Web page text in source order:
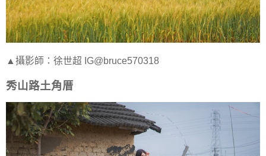
▲攝影師：徐世超 IG@bruce570318
秀山路土角厝